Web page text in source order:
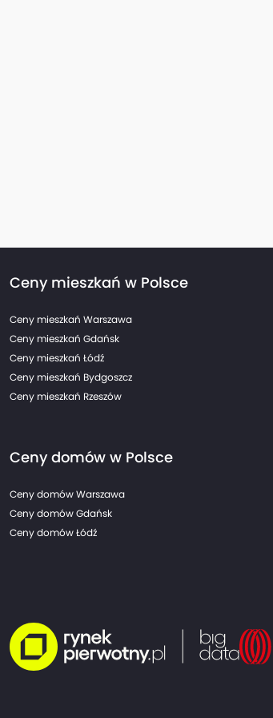
Ceny mieszkań w Polsce
Ceny mieszkań Warszawa
Ceny mieszkań Gdańsk
Ceny mieszkań Łódź
Ceny mieszkań Bydgoszcz
Ceny mieszkań Rzeszów
Ceny domów w Polsce
Ceny domów Warszawa
Ceny domów Gdańsk
Ceny domów Łódź